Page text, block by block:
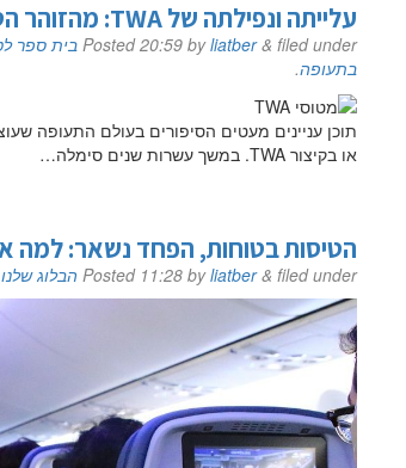
עלייתה ונפילתה של TWA: מהזוהר הטרנס־אטלנטי ועד לפשיטת הרגל
Posted20:59 byliatber & filed under בית ספר
בתעופה.
או בקיצור TWA. במשך עשרות שנים סימלה…
הטיסות בטוחות, הפחד נשאר: למה
Posted 11:28 byliatber & filed under הבלוג שלנו